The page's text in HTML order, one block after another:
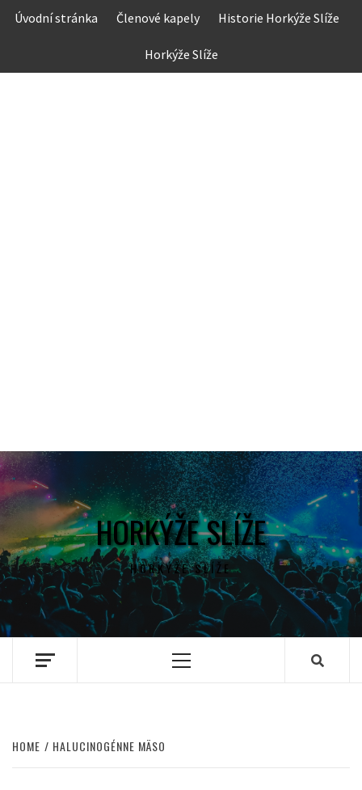
Skip
Úvodní stránka Členové kapely Historie Horkýže Slíže
Horkýže Slíže
HORKÝŽE SLÍŽE
HORKÝŽE SLÍŽE
Primary
HOME HALUCINOGÉNNE MÄSO